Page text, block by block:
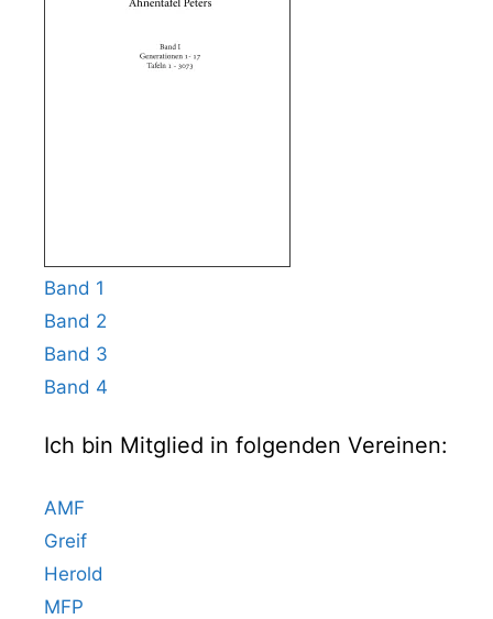
Band 1
Band 2
Band 3
Band 4
Ich bin Mitglied in folgenden Vereinen:
AMF
Greif
Herold
MFP